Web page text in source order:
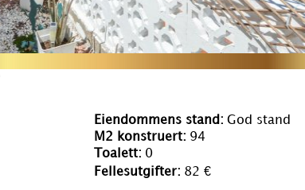
Eiendommens stand: God stand
M2 konstruert: 94
Toalett: 0
Fellesutgifter: 82 €